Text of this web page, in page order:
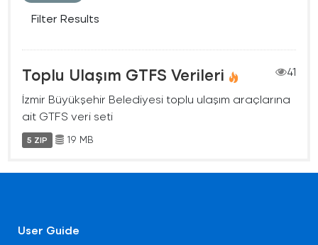
Filter Results
Toplu Ulaşım GTFS Verileri
41
İzmir Büyükşehir Belediyesi toplu ulaşım araçlarına
ait GTFS veri seti
5 ZIP 19 MB
User Guide